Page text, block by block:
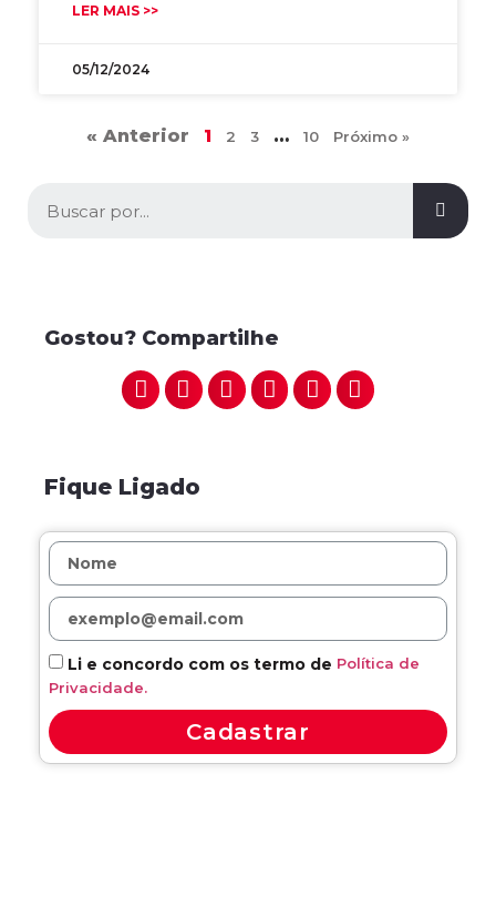
LER MAIS >>
05/12/2024
« Anterior 1 2 3 … 10 Próximo »
Gostou? Compartilhe
Fique Ligado
Li e concordo com os termo de Política de
Privacidade.
Cadastrar